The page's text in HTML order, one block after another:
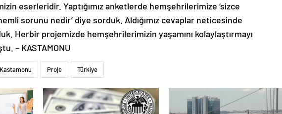
eserleridir. Yaptığımız anketlerde hemşehrilerimize ‘sizce
sorunu nedir’ diye sorduk. Aldığımız cevaplar neticesinde
Herbir projemizde hemşehrilerimizin yaşamını kolaylaştırmayı
– KASTAMONU
Kastamonu Proje Türkiye